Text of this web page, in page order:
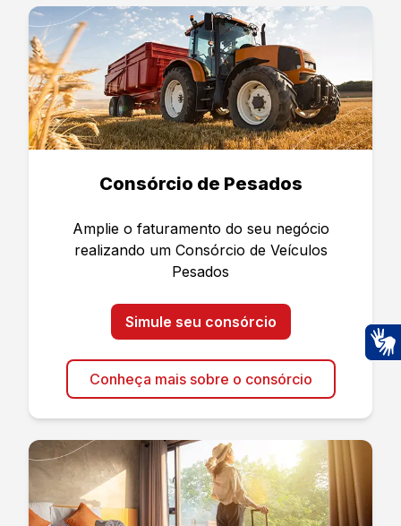
Consórcio de Pesados
Amplie o faturamento do seu negócio
realizando um Consórcio de Veículos
Pesados
Simule seu consórcio
Conheça mais sobre o consórcio